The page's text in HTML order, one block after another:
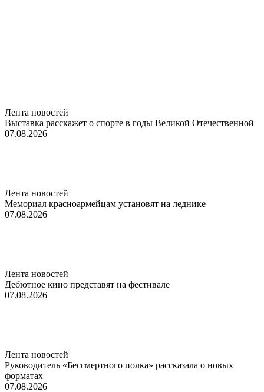
Лента новостей
Выставка расскажет о спорте в годы Великой Отечественной
07.08.2026
Лента новостей
Мемориал красноармейцам установят на леднике
07.08.2026
Лента новостей
Дебютное кино представят на фестивале
07.08.2026
Лента новостей
Руководитель «Бессмертного полка» рассказала о новых
форматах
07.08.2026